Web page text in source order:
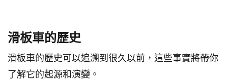
滑板車的歷史
滑板車的歷史可以追溯到很久以前，這些事實將帶你
了解它的起源和演變。